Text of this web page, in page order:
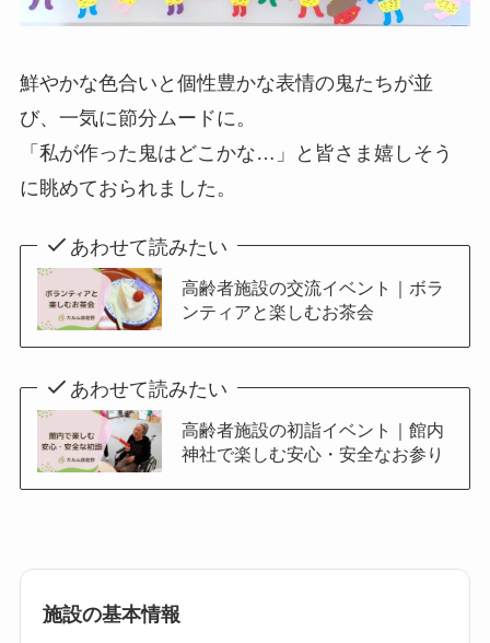
鮮やかな色合いと個性豊かな表情の鬼たちが並
び、一気に節分ムードに。
「私が作った鬼はどこかな…」と皆さま嬉しそう
に眺めておられました。
あわせて読みたい
高齢者施設の交流イベント｜ボラ
ンティアと楽しむお茶会
あわせて読みたい
高齢者施設の初詣イベント｜館内
神社で楽しむ安心・安全なお参り
施設の基本情報